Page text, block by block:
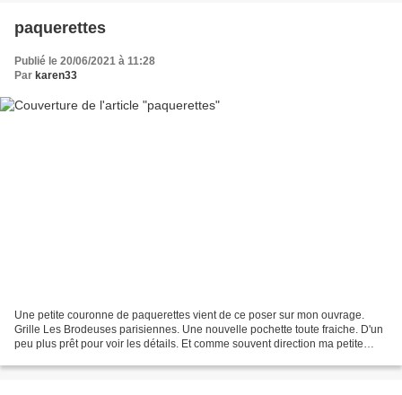
paquerettes
Publié le 20/06/2021 à 11:28
Par karen33
Une petite couronne de paquerettes vient de ce poser sur mon ouvrage.
Grille Les Brodeuses parisiennes. Une nouvelle pochette toute fraiche. D'un
peu plus prêt pour voir les détails. Et comme souvent direction ma petite